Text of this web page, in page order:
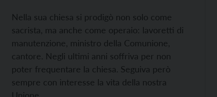
Nella sua chiesa si prodigò non solo come
sacrista, ma anche come operaio: lavoretti di
manutenzione, ministro della Comunione,
cantore. Negli ultimi anni soffriva per non
poter frequentare la chiesa. Seguiva però
sempre con interesse la vita della nostra